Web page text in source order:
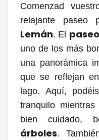
Comenzad
relajante
Lemán. El
uno de los más
una panorámica
que se reflejan
lago. Aquí,
tranquilo
bien cuidado,
árboles.